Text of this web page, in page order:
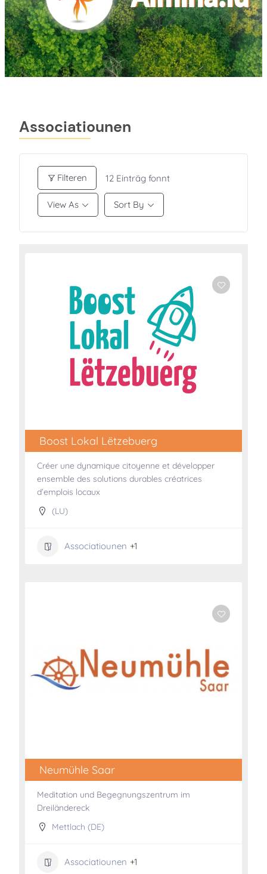
Associatiounen
Filteren 12 Einträg fonnt
View As Sort By
Boost Lokal Lëtzebuerg
Créer une dynamique citoyenne et développer
ensemble des solutions durables créatrices
d’emplois locaux
(LU)
Associatiounen +1
Neumühle Saar
Meditation und Begegnungszentrum im
Dreiländereck
Mettlach (DE)
Associatiounen +1